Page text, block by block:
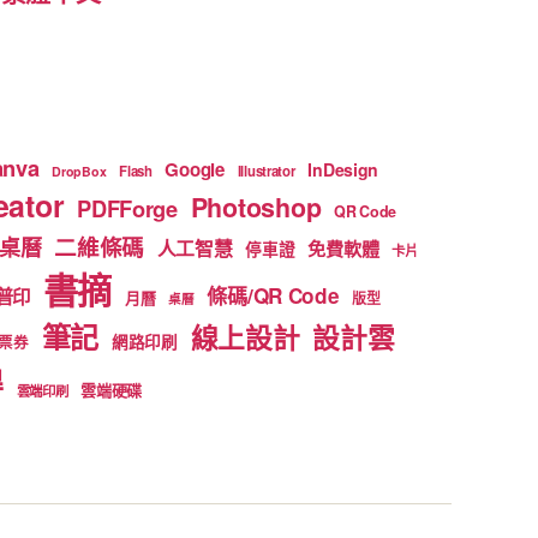
DropBox Flash Google Illustrator InDesign
PDFForge Photoshop QR Code
曆 二維條碼 人工智慧 停車證 免費軟體 卡片
印 書摘 月曆 桌曆 條碼/QR Code 版型
券 筆記 網路印刷 線上設計 設計雲
雲端印刷 雲端硬碟